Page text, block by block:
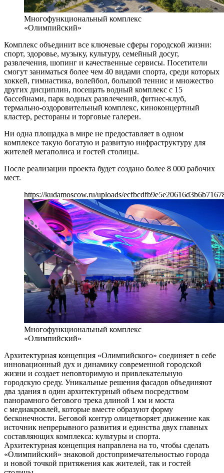
Многофункциональный комплекс
«Олимпийский»
Комплекс объединит все ключевые сферы городской жизни:
спорт, здоровье, музыку, культуру, семейный досуг,
развлечения, шопинг и качественные сервисы. Посетители
смогут заниматься более чем 40 видами спорта, среди которых
хоккей, гимнастика, волейбол, большой теннис и множество
других дисциплин, посещать водный комплекс с 15
бассейнами, парк водных развлечений, фитнес-клуб,
термально-оздоровительный комплекс, киноконцертный
кластер, рестораны и торговые галереи.
Ни одна площадка в мире не предоставляет в одном
комплексе такую богатую и развитую инфраструктуру для
жителей мегаполиса и гостей столицы.
После реализации проекта будет создано более 8 000 рабочих
мест.
https://kudamoscow.ru/uploads/
Многофункциональный комплекс
«Олимпийский»
Архитектурная концепция «Олимпийского» соединяет в себе
инновационный дух и динамику современной городской
жизни и создает неповторимую и привлекательную
городскую среду. Уникальные решения фасадов объединяют
два здания в один архитектурный объем посредством
панорамного бегового трека длиной 1 км и моста
с медиакровлей, которые вместе образуют форму
бесконечности. Беговой контур олицетворяет движение как
источник непрерывного развития и единства двух главных
составляющих комплекса: культуры и спорта.
Архитектурная концепция направлена на то, чтобы сделать
«Олимпийский» знаковой достопримечательностью города
и новой точкой притяжения как жителей, так и гостей